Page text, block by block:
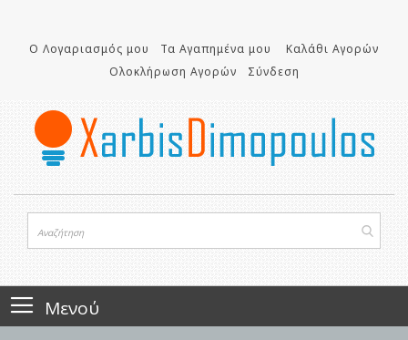
περιεχόμενο
Ο Λογαριασμός μου Τα Αγαπημένα μου
Καλάθι Αγορών
Ολοκλήρωση Αγορών
Σύνδεση
Μενού